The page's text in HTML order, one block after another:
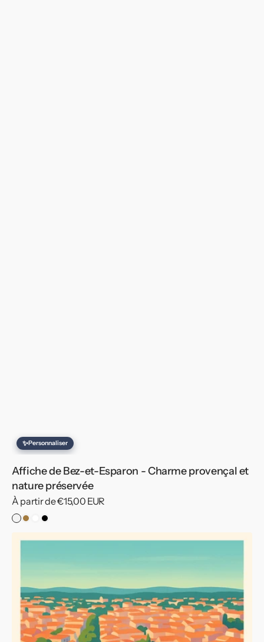
✨Personnaliser
Affiche de Bez-et-Esparon - Charme provençal et
nature préservée
Prix
habituel
À partir de €15,00 EUR
Sans
cadre
Cadre
Cadre
Cadre
Affiche
L’âme
romaine
cœur
de